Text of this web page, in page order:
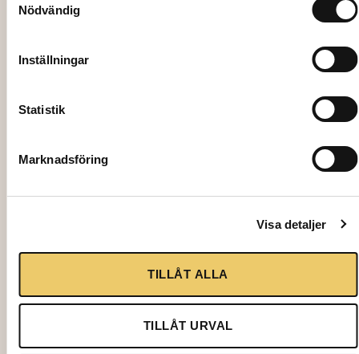
Nödvändig
Inställningar
Statistik
Marknadsföring
Visa detaljer
TILLÅT ALLA
TILLÅT URVAL
9,50kr
Lägg till i varukorg